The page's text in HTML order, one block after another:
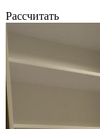
Рассчитать